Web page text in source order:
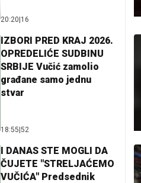
20:20 16
IZBORI PRED KRAJ 2026.
OPREDELIĆE SUDBINU
SRBIJE Vučić zamolio
građane samo jednu
stvar
18:55 52
I DANAS STE MOGLI DA
ČUJETE "STRELJAĆEMO
VUČIĆA" Predsednik